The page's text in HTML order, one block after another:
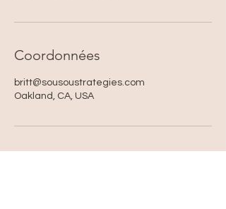
Coordonnées
britt@sousoustrategies.com
Oakland, CA, USA